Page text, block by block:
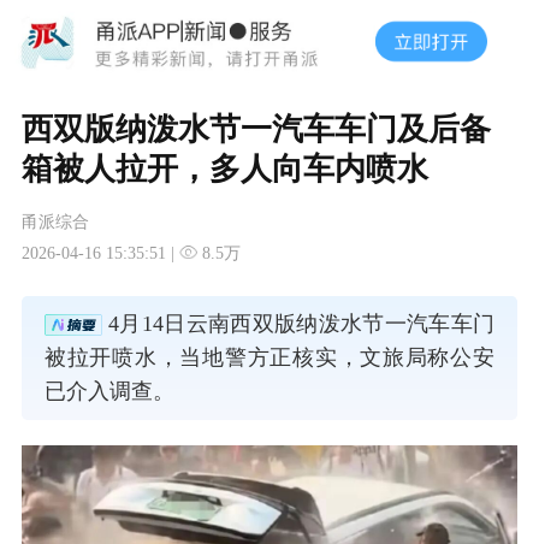
西双版纳泼水节一汽车车门及后备
箱被人拉开，多人向车内喷水
甬派综合
2026-04-16 15:35:51 |
8.5万
4月14日云南西双版纳泼水节一汽车车门
被拉开喷水，当地警方正核实，文旅局称公安
已介入调查。